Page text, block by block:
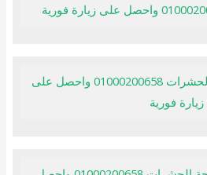
الشركة الألمانية لإبادة الحشرات 01000200658 واحصل على
زيارة فورية